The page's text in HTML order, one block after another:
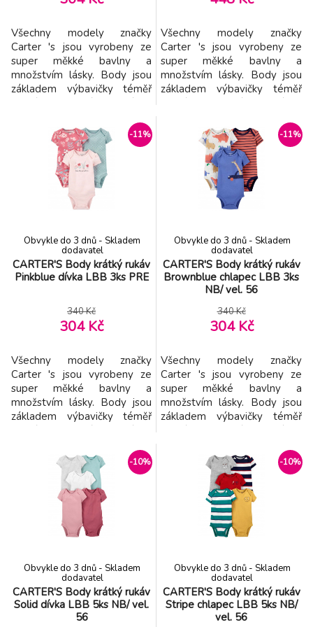
Všechny modely značky
Carter 's jsou vyrobeny ze
super měkké bavlny a
množstvím lásky. Body jsou
základem výbavičky téměř
velmi pohodlné na nošení a v
trendy barvách. vlastnosti - 3
ks v balení - body má
překryté ramena tzv.
obálkový výstřih - body mají
zpevněný výstřih, aby bez
Všechny modely značky
Carter 's jsou vyrobeny ze
super měkké bavlny a
množstvím lásky. Body jsou
základem výbavičky téměř
velmi pohodlné na nošení a v
trendy barvách. vlastnosti - 5
ks v balení - body má
překryté ramena tzv.
obálkový výstřih - body mají
zpevněný výstřih, aby bez
-11%
CARTER'S Body krátký rukáv
Pinkblue dívka LBB 3ks PRE
Obvykle do 3 dnů - Skladem
dodavatel
340 Kč
304 Kč
Všechny modely značky
Carter 's jsou vyrobeny ze
super měkké bavlny a
množstvím lásky. Body jsou
základem výbavičky téměř
velmi pohodlné na nošení a v
trendy barvách. Vlastnoti: - 3
ks v balení - body má
překryté ramena tzv.
obálkový výstřih - body mají
zpevněný výstřih, aby bez
-11%
CARTER'S Body krátký rukáv
Brownblue chlapec LBB 3ks
NB/ vel. 56
Obvykle do 3 dnů - Skladem
dodavatel
340 Kč
304 Kč
Všechny modely značky
Carter 's jsou vyrobeny ze
super měkké bavlny a
množstvím lásky. Body jsou
základem výbavičky téměř
velmi pohodlné na nošení a v
trendy barvách. Vlastnoti: - 3
ks v balení - body má
překryté ramena tzv.
obálkový výstřih - body mají
zpevněný výstřih, aby bez pro
-10%
CARTER'S Body krátký rukáv
Solid dívka LBB 5ks NB/ vel.
56
Obvykle do 3 dnů - Skladem
dodavatel
-10%
CARTER'S Body krátký rukáv
Stripe chlapec LBB 5ks NB/
vel. 56
Obvykle do 3 dnů - Skladem
dodavatel